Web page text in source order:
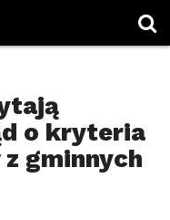
o kryteria
gminnych